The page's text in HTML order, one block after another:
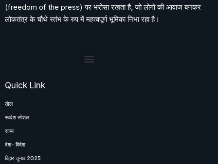
(freedom of the press) पर भरोसा रखता है, जो लोगों की आवाज बनकर
लोकतंत्र के चौथे स्तंभ के रुप में महत्वपूर्ण भूमिका निभा रहा है।
Quick Link
खेल
स्वदेश स्पेशल
राज्य
देश- विदेश
बिहार चुनाव 2025